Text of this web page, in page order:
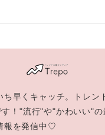
ち早くキャッチ。トレン
！"流行"や"かわいい"の
報を発信中♡